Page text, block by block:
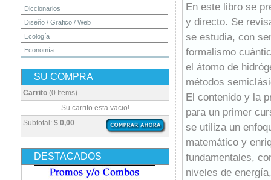
Diccionarios
Diseño / Grafico / Web
Ecología
Economía
Electrónica
Estadística
Física
Higiene y Seguridad
Historia
Ingeniería
SU COMPRA
Carrito (0 Items)
Subtotal: $ 0,00
Su carrito esta vacio!
DESTACADOS
En este libro se
y directo. Se
se estudia, con
formalismo
el átomo de
métodos
El contenido y la
para un primer
se utiliza un
matemático y
fundamentales,
niveles de